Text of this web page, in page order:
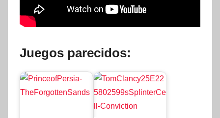
Juegos parecidos: